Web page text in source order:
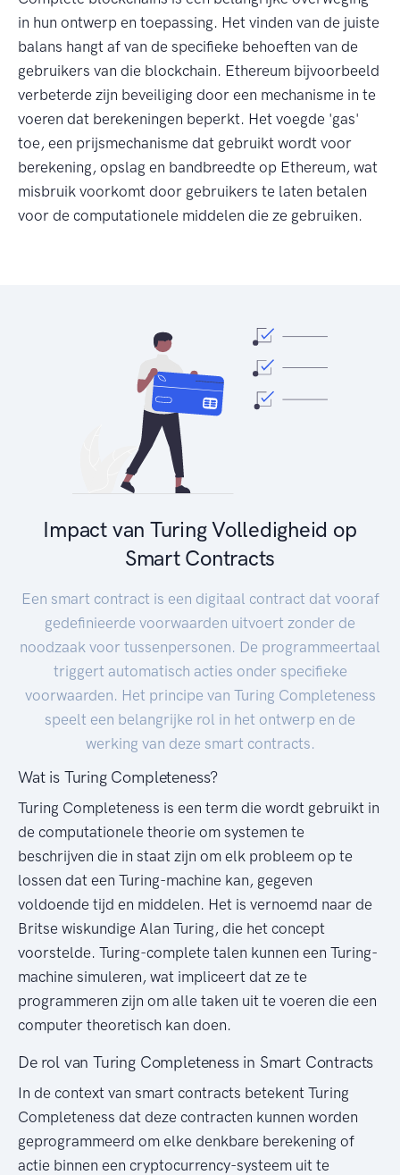
in hun ontwerp en toepassing. Het vinden van de juiste
balans hangt af van de specifieke behoeften van de
gebruikers van die blockchain. Ethereum bijvoorbeeld
verbeterde zijn beveiliging door een mechanisme in te
voeren dat berekeningen beperkt. Het voegde 'gas'
toe, een prijsmechanisme dat gebruikt wordt voor
berekening, opslag en bandbreedte op Ethereum, wat
misbruik voorkomt door gebruikers te laten betalen
voor de computationele middelen die ze gebruiken.
Impact van Turing Volledigheid op
Smart Contracts
Een smart contract is een digitaal contract dat vooraf
gedefinieerde voorwaarden uitvoert zonder de
noodzaak voor tussenpersonen. De programmeertaal
triggert automatisch acties onder specifieke
voorwaarden. Het principe van Turing Completeness
speelt een belangrijke rol in het ontwerp en de
werking van deze smart contracts.
Wat is Turing Completeness?
Turing Completeness is een term die wordt gebruikt in
de computationele theorie om systemen te
beschrijven die in staat zijn om elk probleem op te
lossen dat een Turing-machine kan, gegeven
voldoende tijd en middelen. Het is vernoemd naar de
Britse wiskundige Alan Turing, die het concept
voorstelde. Turing-complete talen kunnen een Turing-
machine simuleren, wat impliceert dat ze te
programmeren zijn om alle taken uit te voeren die een
computer theoretisch kan doen.
De rol van Turing Completeness in Smart Contracts
In de context van smart contracts betekent Turing
Completeness dat deze contracten kunnen worden
geprogrammeerd om elke denkbare berekening of
actie binnen een cryptocurrency-systeem uit te